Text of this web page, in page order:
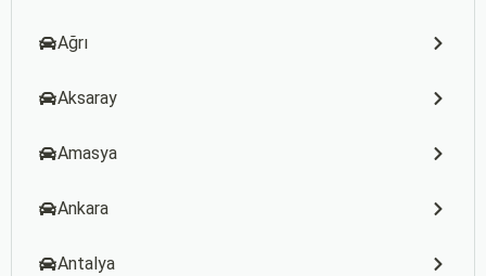
Ağrı
Aksaray
Amasya
Ankara
Antalya